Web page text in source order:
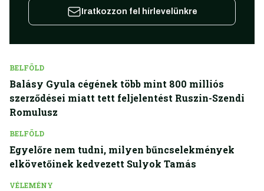
Iratkozzon fel hírlevelünkre
BELFÖLD
Balásy Gyula cégének több mint 800 milliós
szerződései miatt tett feljelentést Ruszin-Szendi
Romulusz
BELFÖLD
Egyelőre nem tudni, milyen bűncselekmények
elkövetőinek kedvezett Sulyok Tamás
VÉLEMÉNY